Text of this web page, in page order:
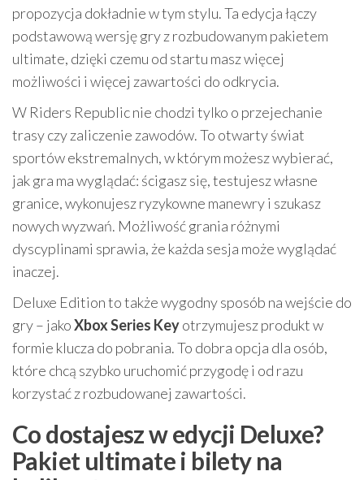
propozycja dokładnie w tym stylu. Ta edycja łączy
podstawową wersję gry z rozbudowanym pakietem
ultimate, dzięki czemu od startu masz więcej
możliwości i więcej zawartości do odkrycia.
W Riders Republic nie chodzi tylko o przejechanie
trasy czy zaliczenie zawodów. To otwarty świat
sportów ekstremalnych, w którym możesz wybierać,
jak gra ma wyglądać: ścigasz się, testujesz własne
granice, wykonujesz ryzykowne manewry i szukasz
nowych wyzwań. Możliwość grania różnymi
dyscyplinami sprawia, że każda sesja może wyglądać
inaczej.
Deluxe Edition to także wygodny sposób na wejście do
gry – jakoXbox Series Keyotrzymujesz produkt w
formie klucza do pobrania. To dobra opcja dla osób,
które chcą szybko uruchomić przygodę i od razu
korzystać z rozbudowanej zawartości.
Co dostajesz w edycji Deluxe?
Pakiet ultimate i bilety na